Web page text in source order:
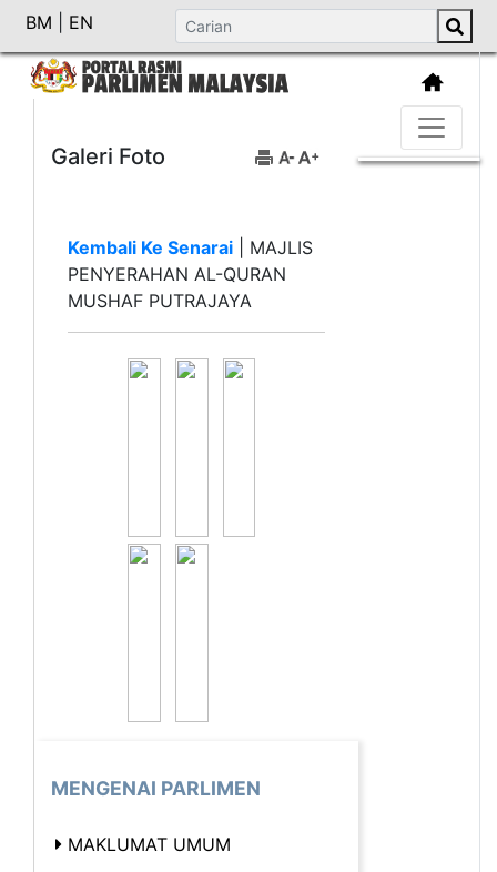
BM EN
Galeri Foto
Kembali Ke Senarai
MAJLIS
PENYERAHAN AL-QURAN
MUSHAF PUTRAJAYA
MENGENAI PARLIMEN
MAKLUMAT UMUM